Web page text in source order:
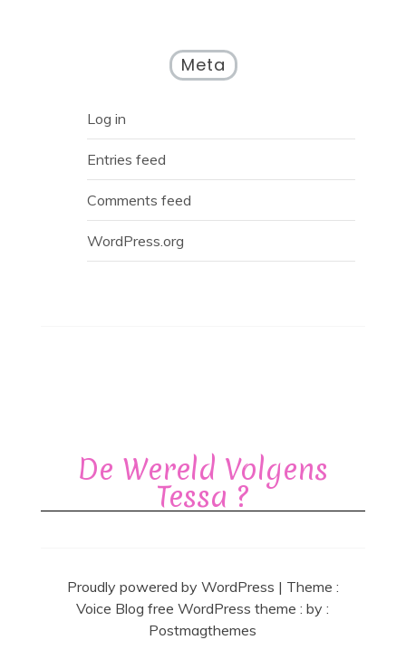
Meta
Log in
Entries feed
Comments feed
WordPress.org
De Wereld Volgens
Tessa ?
Proudly powered by WordPress | Theme :
Voice Blog free WordPress theme: by :
Postmagthemes